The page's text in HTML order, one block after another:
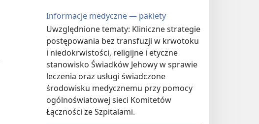
Informacje medyczne — pakiety
Uwzględnione tematy: Kliniczne strategie
postępowania bez transfuzji w krwotoku
i niedokrwistości, religijne i etyczne
stanowisko Świadków Jehowy w sprawie
leczenia oraz usługi świadczone
środowisku medycznemu przy pomocy
ogólnoświatowej sieci Komitetów
Łączności ze Szpitalami.